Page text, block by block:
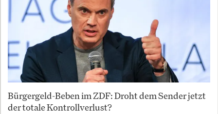
Bürgergeld-Beben im ZDF: Droht dem Sender jetzt
der totale Kontrollverlust?